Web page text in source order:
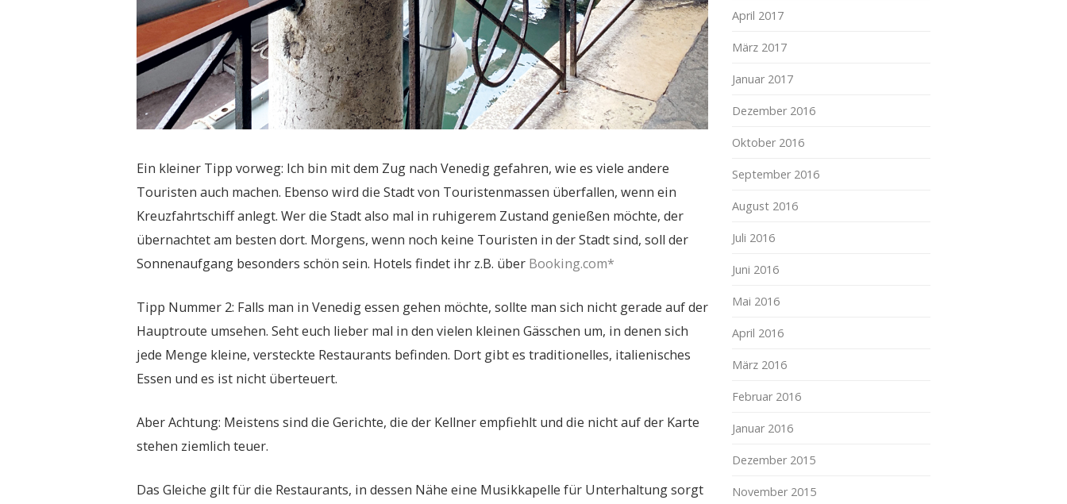
Ein kleiner Tipp vorweg: Ich bin mit dem Zug nach Venedig gefahren, wie es viele andere
Touristen auch machen. Ebenso wird die Stadt von Touristenmassen überfallen, wenn ein
Kreuzfahrtschiff anlegt. Wer die Stadt also mal in ruhigerem Zustand genießen möchte, der
übernachtet am besten dort. Morgens, wenn noch keine Touristen in der Stadt sind, soll der
Sonnenaufgang besonders schön sein. Hotels findet ihr z.B. über Booking.com*
Tipp Nummer 2: Falls man in Venedig essen gehen möchte, sollte man sich nicht gerade auf der
Hauptroute umsehen. Seht euch lieber mal in den vielen kleinen Gässchen um, in denen sich
jede Menge kleine, versteckte Restaurants befinden. Dort gibt es traditionelles, italienisches
Essen und es ist nicht überteuert.
Aber Achtung: Meistens sind die Gerichte, die der Kellner empfiehlt und die nicht auf der Karte
stehen ziemlich teuer.
Das Gleiche gilt für die Restaurants, in dessen Nähe eine Musikkapelle für Unterhaltung sorgt
April 2017
März 2017
Januar 2017
Dezember 2016
Oktober 2016
September 2016
August 2016
Juli 2016
Juni 2016
Mai 2016
April 2016
März 2016
Februar 2016
Januar 2016
Dezember 2015
November 2015